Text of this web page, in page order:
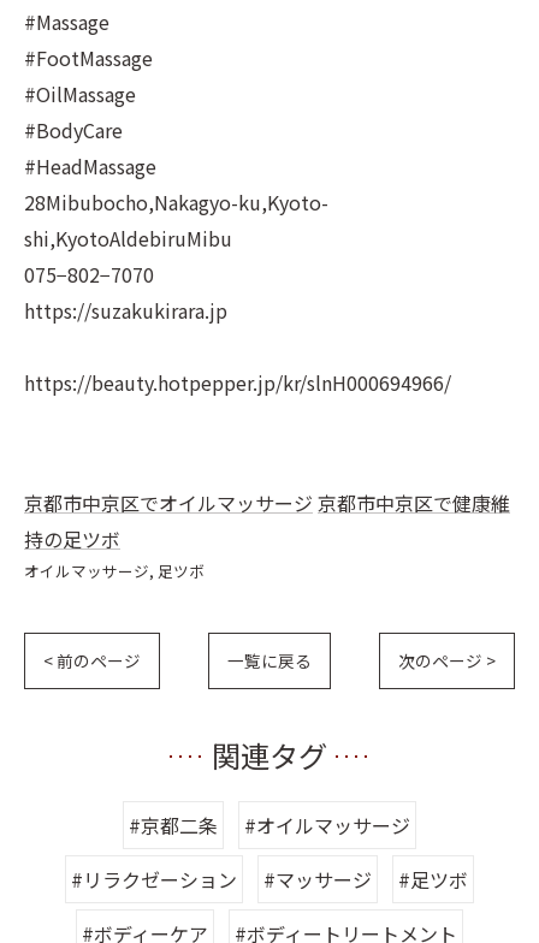
#Massage
#FootMassage
#OilMassage
#BodyCare
#HeadMassage
28Mibubocho,Nakagyo-ku,Kyoto-
shi,KyotoAldebiruMibu
075−802−7070
https://suzakukirara.jp
https://beauty.hotpepper.jp/kr/slnH000694966/
京都市中京区でオイルマッサージ 京都市中京区で健康維
持の足ツボ
オイルマッサージ 足ツボ
< 前のページ 一覧に戻る 次のページ >
関連タグ
#京都二条
#オイルマッサージ
#リラクゼーション
#マッサージ
#足ツボ
#ボディーケア
#ボディートリートメント